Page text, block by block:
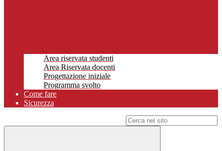
Area riservata studenti
Area Riservata docenti
Progettazione iniziale
Programma svolto
Come fare
Sicurezza